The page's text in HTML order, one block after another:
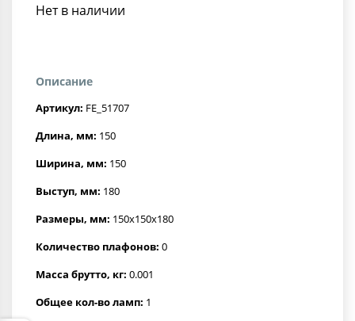
Нет в наличии
Описание
Артикул: FE_51707
Длина, мм: 150
Ширина, мм: 150
Выступ, мм: 180
Размеры, мм: 150x150x180
Количество плафонов: 0
Масса брутто, кг: 0.001
Общее кол-во ламп: 1